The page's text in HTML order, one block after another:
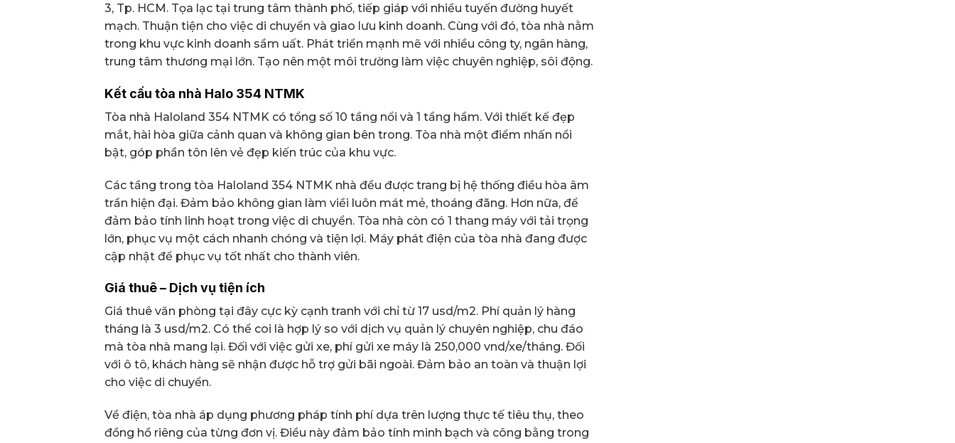
3, Tp. HCM. Tọa lạc tại trung tâm thành phố, tiếp giáp với nhiều tuyến đường huyết
mạch. Thuận tiện cho việc di chuyển và giao lưu kinh doanh. Cùng với đó, tòa nhà nằm
trong khu vực kinh doanh sầm uất. Phát triển mạnh mẽ với nhiều công ty, ngân hàng,
trung tâm thương mại lớn. Tạo nên một môi trường làm việc chuyên nghiệp, sôi động.
Kết cấu tòa nhà Halo 354 NTMK
Tòa nhà Haloland 354 NTMK có tổng số 10 tầng nổi và 1 tầng hầm. Với thiết kế đẹp
mắt, hài hòa giữa cảnh quan và không gian bên trong. Tòa nhà một điểm nhấn nổi
bật, góp phần tôn lên vẻ đẹp kiến trúc của khu vực.
Các tầng trong tòa Haloland 354 NTMK nhà đều được trang bị hệ thống điều hòa âm
trần hiện đại. Đảm bảo không gian làm viềi luôn mát mẻ, thoáng đãng. Hơn nữa, để
đảm bảo tính linh hoạt trong việc di chuyển. Tòa nhà còn có 1 thang máy với tải trọng
lớn, phục vụ một cách nhanh chóng và tiện lợi. Máy phát điện của tòa nhà đang được
cập nhật để phục vụ tốt nhất cho thành viên.
Giá thuê – Dịch vụ tiện ích
Giá thuê văn phòng tại đây cực kỳ cạnh tranh với chỉ từ 17 usd/m2. Phí quản lý hàng
tháng là 3 usd/m2. Có thể coi là hợp lý so với dịch vụ quản lý chuyên nghiệp, chu đáo
mà tòa nhà mang lại. Đối với việc gửi xe, phí gửi xe máy là 250,000 vnd/xe/tháng. Đối
với ô tô, khách hàng sẽ nhận được hỗ trợ gửi bãi ngoài. Đảm bảo an toàn và thuận lợi
cho việc di chuyển.
Về điện, tòa nhà áp dụng phương pháp tính phí dựa trên lượng thực tế tiêu thụ, theo
đồng hồ riêng của từng đơn vị. Điều này đảm bảo tính minh bạch và công bằng trong